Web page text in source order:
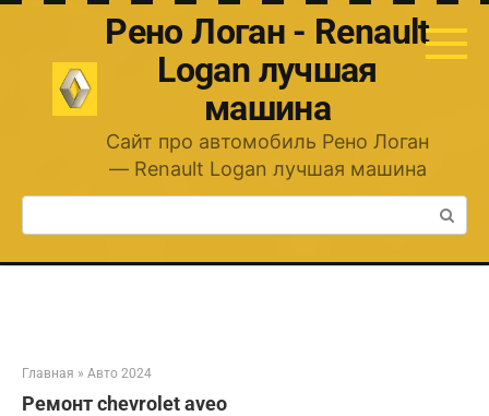
Перейти
Рено Логан - Renault
Logan лучшая
машина
Сайт про автомобиль Рено Логан
— Renault Logan лучшая машина
Поиск:
Главная » Авто 2024
Ремонт chevrolet aveo